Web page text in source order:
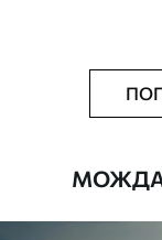
МОЖДА